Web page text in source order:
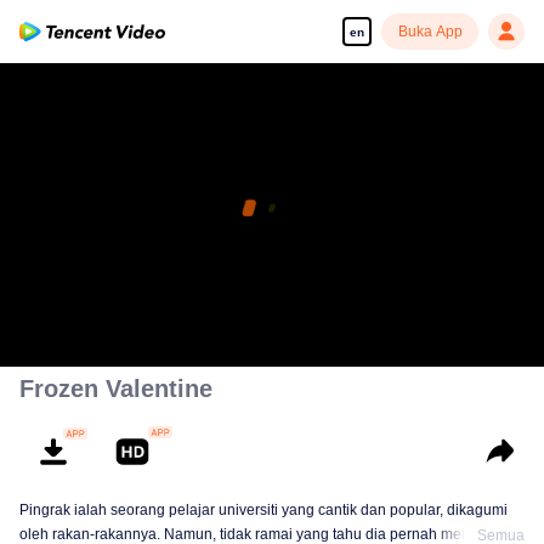
en Buka App
Frozen Valentine
Pingrak ialah seorang pelajar universiti yang cantik dan popular, dikagumi
oleh rakan-rakannya. Namun, tidak ramai yang tahu dia pernah menjadiSemua